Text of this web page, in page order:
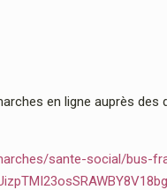
en ligne auprès
sante-social/bus-